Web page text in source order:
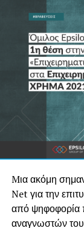
Mια ακόμη
Net για την
από ψηφοφορία
αναγνωστών